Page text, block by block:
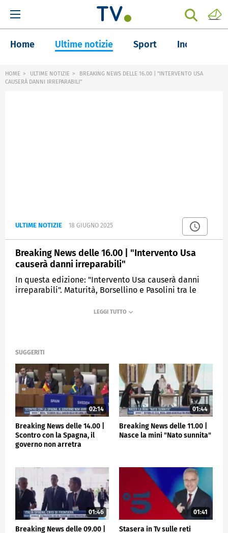
Home Ultime notizie Sport Inchieste
HOME ULTIME NOTIZIE
BREAKING NEWS DELLE 16.00 | "INTERVENTO USA
CAUSERÀ DANNI IRREPARABILI"
ULTIME NOTIZIE 18 GIUGNO 2025
Breaking News delle 16.00 | "Intervento Usa
causerà danni irreparabili"
In questa edizione: "Intervento Usa causerà danni
irreparabili". Maturità, Borsellino e Pasolini tra le
Bankitalia, aumentano furti codici dei conti. Villa
MEDIASET
SUGGERITI
02:14
Breaking News delle 14.00 |
Scontro con la Spagna, il
governo non arretra
01:44
Breaking News delle 11.00 |
Nasce la mini "Nato sunnita"
01:46
Breaking News delle 09.00 |
01:41
Stasera in Tv sulle reti